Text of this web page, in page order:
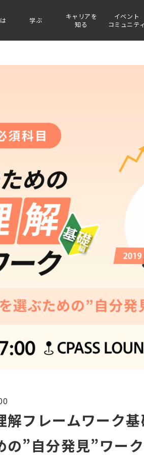
学ぶ
キャリアを
知る
イベント
コミュニティ
フレームワーク
の”自分発見”ワー